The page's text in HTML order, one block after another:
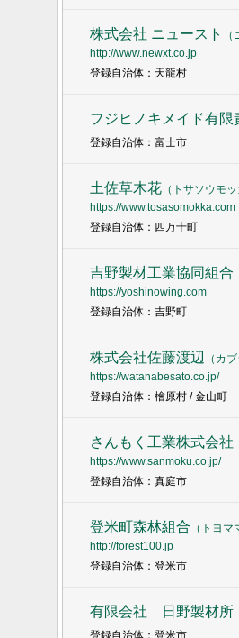
株式会社 ニュースト （
http://www.newxt.co.jp
登録自治体：天龍村
フジヒノキメイド有限
登録自治体：富士市
土佐草木花（ トサソウモッ
https://www.tosasomokka.com
登録自治体：四万十町
吉野製材工業協同組合
https://yoshinowing.com
登録自治体：吉野町
株式会社佐藤渡辺 （ カ
https://watanabesato.co.jp/
登録自治体：檜原村 / 金山町
さんもく工業株式会社
https://www.sanmoku.co.jp/
登録自治体：真庭市
登米町森林組合 （ トヨマ
http://forest100.jp
登録自治体：登米市
有限会社 日野製材所
登録自治体：登米市